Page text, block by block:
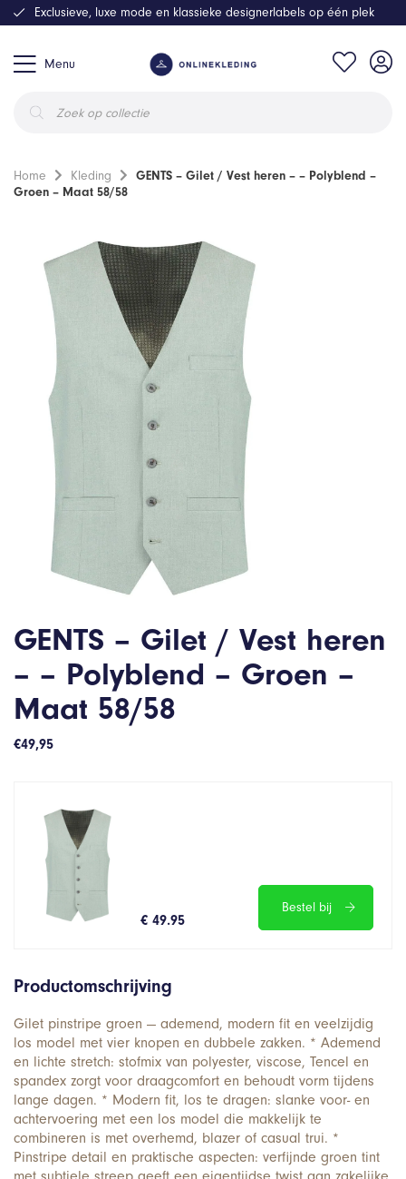
Menu
zoeken
Exclusieve, luxe mode en klassieke designerlabels op één plek
Home Kleding
GENTS – Gilet / Vest heren – – Polyblend –
Groen – Maat 58/58
GENTS – Gilet / Vest heren
– – Polyblend – Groen –
Maat 58/58
€49,95
€ 49.95
Bestel bij
Productomschrijving
Gilet pinstripe groen — ademend, modern fit en veelzijdig
los model met vier knopen en dubbele zakken. * Ademend
en lichte stretch: stofmix van polyester, viscose, Tencel en
spandex zorgt voor draagcomfort en behoudt vorm tijdens
lange dagen. * Modern fit, los te dragen: slanke voor- en
achtervoering met een los model die makkelijk te
combineren is met overhemd, blazer of casual trui. *
Pinstripe detail en praktische aspecten: verfijnde groen tint